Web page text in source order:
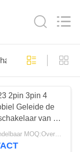
477
2pin 3pin 4
Geleide de
van de
Overmould
Schakelaar
onderhandelbaar MOQ:Overeen te komen